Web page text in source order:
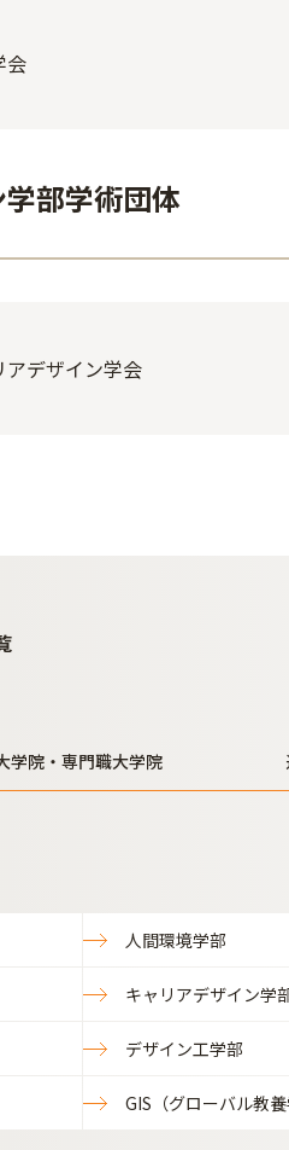
会
部学術団体
デザイン学会
学院・専門職大学院
人間環境学部
キャリアデザイン学
デザイン工学部
GIS（グローバル教養